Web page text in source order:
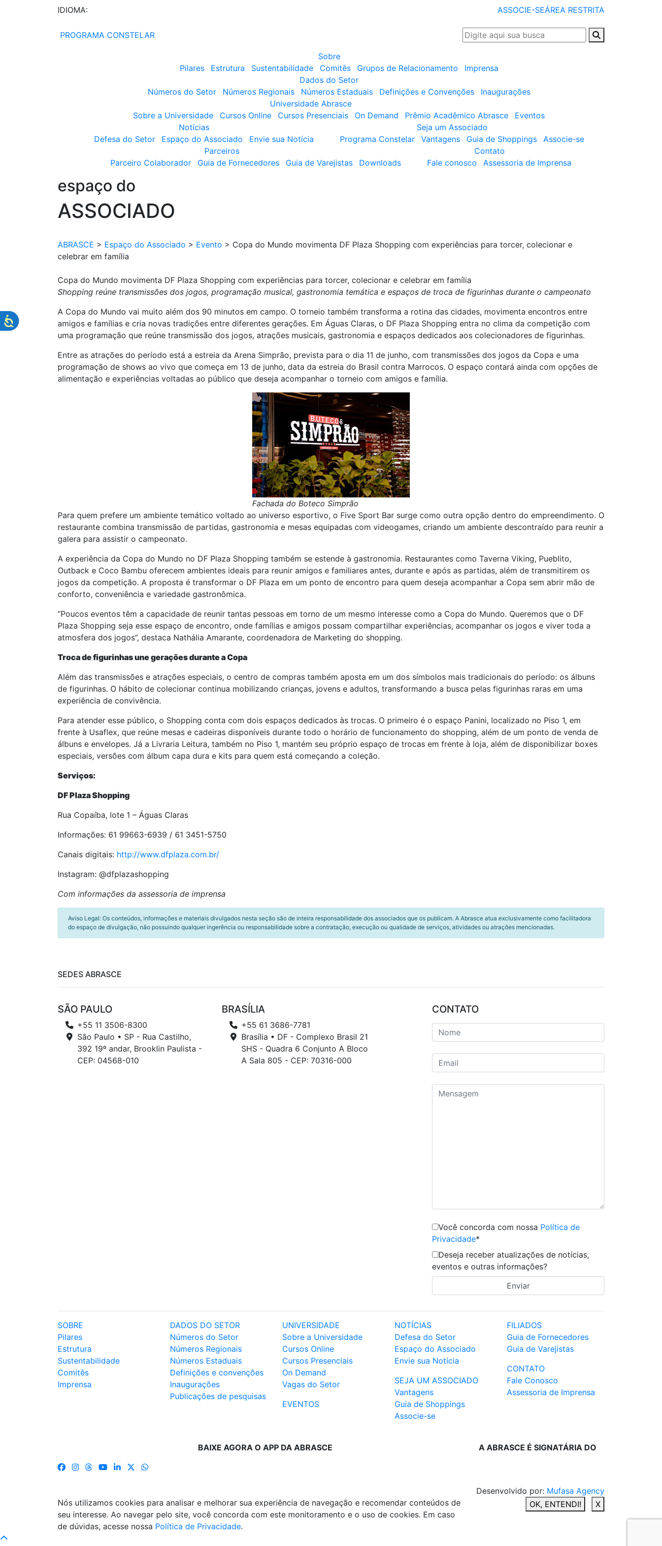
IDIOMA: ASSOCIE-SEÁREA RESTRITA
PROGRAMA CONSTELAR
Sobre
Pilares
Estrutura Sustentabilidade Comitês Grupos de Relacionamento
Imprensa
Dados do Setor
Números do Setor
Números Regionais Números Estaduais Definições e Convenções
Inaugurações
Universidade Abrasce
Sobre a Universidade
Cursos Online Cursos Presenciais On Demand Prêmio Acadêmico Abrasce
Eventos
Notícias
Defesa do Setor
Espaço do Associado Envie sua Notícia
Seja um Associado
Programa Constelar
Vantagens Guia de Shoppings
Associe-se
Parceiros
Parceiro Colaborador
Guia de Fornecedores Guia de Varejistas Downloads
Contato
Fale conosco
Assessoria de Imprensa
espaço do
ASSOCIADO
ABRASCE > Espaço do Associado > Evento > Copa do Mundo movimenta DF Plaza Shopping com experiências para torcer, colecionar e
celebrar em família
Copa do Mundo movimenta DF Plaza Shopping com experiências para torcer, colecionar e celebrar em família
Shopping reúne transmissões dos jogos, programação musical, gastronomia temática e espaços de troca de figurinhas durante o campeonato
A Copa do Mundo vai muito além dos 90 minutos em campo. O torneio também transforma a rotina das cidades, movimenta encontros entre
amigos e famílias e cria novas tradições entre diferentes gerações. Em Águas Claras, o DF Plaza Shopping entra no clima da competição com
uma programação que reúne transmissão dos jogos, atrações musicais, gastronomia e espaços dedicados aos colecionadores de figurinhas.
Entre as atrações do período está a estreia da Arena Simprão, prevista para o dia 11 de junho, com transmissões dos jogos da Copa e uma
programação de shows ao vivo que começa em 13 de junho, data da estreia do Brasil contra Marrocos. O espaço contará ainda com opções de
alimentação e experiências voltadas ao público que deseja acompanhar o torneio com amigos e família.
Fachada do Boteco Simprão
Para quem prefere um ambiente temático voltado ao universo esportivo, o Five Sport Bar surge como outra opção dentro do empreendimento. O
restaurante combina transmissão de partidas, gastronomia e mesas equipadas com videogames, criando um ambiente descontraído para reunir a
galera para assistir o campeonato.
A experiência da Copa do Mundo no DF Plaza Shopping também se estende à gastronomia. Restaurantes como Taverna Viking, Pueblito,
Outback e Coco Bambu oferecem ambientes ideais para reunir amigos e familiares antes, durante e após as partidas, além de transmitirem os
jogos da competição. A proposta é transformar o DF Plaza em um ponto de encontro para quem deseja acompanhar a Copa sem abrir mão de
conforto, conveniência e variedade gastronômica.
“Poucos eventos têm a capacidade de reunir tantas pessoas em torno de um mesmo interesse como a Copa do Mundo. Queremos que o DF
Plaza Shopping seja esse espaço de encontro, onde famílias e amigos possam compartilhar experiências, acompanhar os jogos e viver toda a
atmosfera dos jogos”, destaca Nathália Amarante, coordenadora de Marketing do shopping.
Troca de figurinhas une gerações durante a Copa
Além das transmissões e atrações especiais, o centro de compras também aposta em um dos símbolos mais tradicionais do período: os álbuns
de figurinhas. O hábito de colecionar continua mobilizando crianças, jovens e adultos, transformando a busca pelas figurinhas raras em uma
experiência de convivência.
Para atender esse público, o Shopping conta com dois espaços dedicados às trocas. O primeiro é o espaço Panini, localizado no Piso 1, em
frente à Usaflex, que reúne mesas e cadeiras disponíveis durante todo o horário de funcionamento do shopping, além de um ponto de venda de
álbuns e envelopes. Já a Livraria Leitura, também no Piso 1, mantém seu próprio espaço de trocas em frente à loja, além de disponibilizar boxes
especiais, versões com álbum capa dura e kits para quem está começando a coleção.
Serviços:
DF Plaza Shopping
Rua Copaíba, lote 1 – Águas Claras
Informações: 61 99663-6939 / 61 3451-5750
Canais digitais: http://www.dfplaza.com.br/
Instagram: @dfplazashopping
Com informações da assessoria de imprensa
Aviso Legal: Os conteúdos, informações e materiais divulgados nesta seção são de inteira responsabilidade dos associados que os publicam. A Abrasce atua exclusivamente como facilitadora
do espaço de divulgação, não possuindo qualquer ingerência ou responsabilidade sobre a contratação, execução ou qualidade de serviços, atividades ou atrações mencionadas.
SEDES ABRASCE
SÃO PAULO
+55 11 3506-8300
São Paulo • SP - Rua Castilho,
392 19º andar, Brooklin Paulista -
CEP: 04568-010
BRASÍLIA
+55 61 3686-7781
Brasília • DF - Complexo Brasil 21
SHS - Quadra 6 Conjunto A Bloco
A Sala 805 - CEP: 70316-000
CONTATO
Você concorda com nossa Política de
Privacidade*
Deseja receber atualizações de notícias,
eventos e outras informações?
SOBRE
Pilares
Estrutura
Sustentabilidade
Comitês
Imprensa
DADOS DO SETOR
Números do Setor
Números Regionais
Números Estaduais
Definições e convenções
Inaugurações
Publicações de pesquisas
UNIVERSIDADE
Sobre a Universidade
Cursos Online
Cursos Presenciais
On Demand
Vagas do Setor
EVENTOS
NOTÍCIAS
Defesa do Setor
Espaço do Associado
Envie sua Notícia
SEJA UM ASSOCIADO
Vantagens
Guia de Shoppings
Associe-se
FILIADOS
Guia de Fornecedores
Guia de Varejistas
CONTATO
Fale Conosco
Assessoria de Imprensa
BAIXE AGORA O APP DA ABRASCE A ABRASCE É SIGNATÁRIA DO
Desenvolvido por: Mufasa Agency
Nós utilizamos cookies para analisar e melhorar sua experiência de navegação e recomendar conteúdos de
seu interesse. Ao navegar pelo site, você concorda com este monitoramento e o uso de cookies. Em caso
de dúvidas, acesse nossa Política de Privacidade.
OK, ENTENDI! X